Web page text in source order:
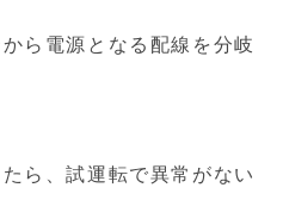
ら電源となる配線を分岐
ら、試運転で異常がない